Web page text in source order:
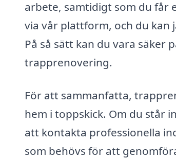
arbete, samtidigt som du får
via vår plattform, och du kan
På så sätt kan du vara säker
trapprenovering.
För att sammanfatta,
hem i toppskick. Om du står
att kontakta professionella
som behövs för att